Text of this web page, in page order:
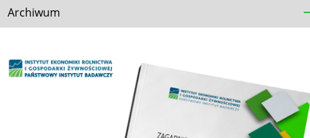
Archiwum